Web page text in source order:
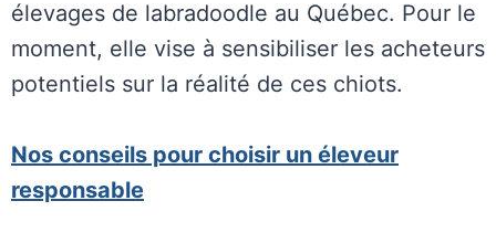
élevages de labradoodle au Québec. Pour le
moment, elle vise à sensibiliser les acheteurs
potentiels sur la réalité de ces chiots.
Nos conseils pour choisir un éleveur
responsable